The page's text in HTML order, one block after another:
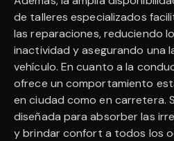
de talleres especializados
las reparaciones, reduciendo
inactividad y asegurando una
vehículo. En cuanto a la
ofrece un comportamiento
en ciudad como en carretera.
diseñada para absorber las
y brindar confort a todos los